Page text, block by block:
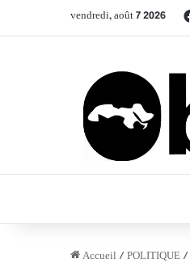
vendredi, août 7 2026
Accueil /POLITIQUE/